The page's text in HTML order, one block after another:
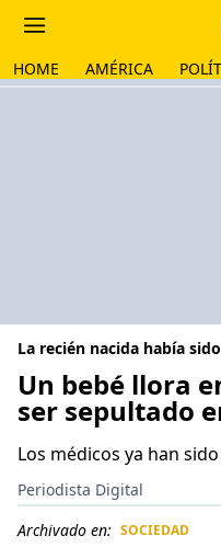
HOME AMÉRICA
La recién nacida había
Un bebé llora
ser sepultado
Los médicos ya han
Periodista Digital
Archivado en: SOCIEDAD